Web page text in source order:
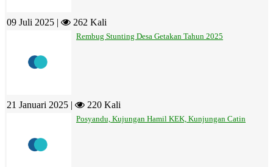
09 Juli 2025 | 262 Kali
Rembug Stunting Desa Getakan Tahun 2025
21 Januari 2025 | 220 Kali
Posyandu, Kujungan Hamil KEK, Kunjungan Catin